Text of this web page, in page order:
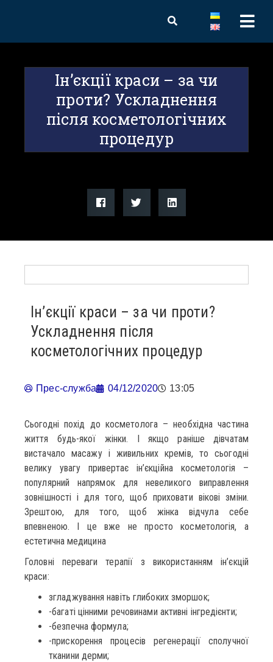
Ін’єкції краси – за чи
проти? Ускладнення
після косметологічних
процедур
Ін’єкції краси – за чи проти?
Ускладнення після
косметологічних процедур
Прес-служба 04/12/2020 13:05
Сьогодні похід до косметолога – необхідна частина
життя будь-якої жінки. І якщо раніше дівчатам
вистачало масажу і живильних кремів, то сьогодні
велику увагу привертає ін’єкційна косметологія –
популярний напрямок для невеликого виправлення
зовнішності і для того, щоб приховати вікові зміни.
Зрештою, для того, щоб жінка відчула себе
впевненою. І це вже не просто косметологія, а
естетична медицина
Головні переваги терапії з використанням ін’єкцій
краси:
згладжування навіть глибоких зморшок;
-багаті цінними речовинами активні інгредієнти;
-безпечна формула;
-прискорення процесів регенерації сполучної
тканини дерми;